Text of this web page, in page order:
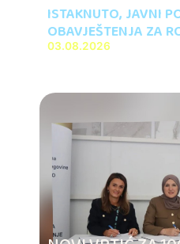
ISTAKNUTO, JAVNI
OBAVJEŠTENJA ZA
03.08.2026